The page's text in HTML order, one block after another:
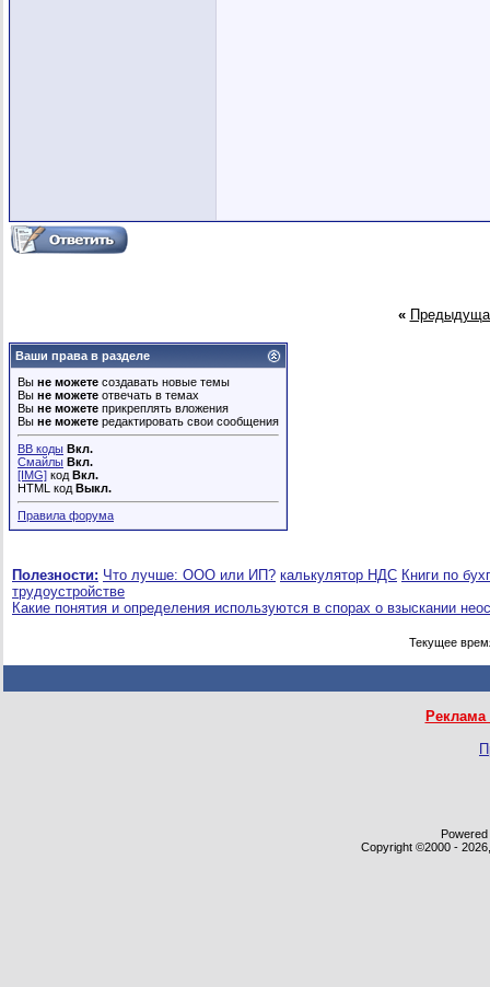
«
Ваши права в разделе
Вы не можете создавать новые темы
Вы не можете отвечать в темах
Вы не можете прикреплять вложения
Вы не можете редактировать свои сообщения
BB коды Вкл.
Смайлы Вкл.
[IMG] код Вкл.
HTML код Выкл.
Правила форума
Полезности: Что лучше: ООО или ИП? калькулятор НДС Книги по
трудоустройстве
Какие понятия и определения используются в спорах о взыскании
Текущее
Copyright ©2000 -